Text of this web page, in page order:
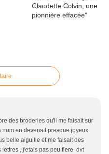
des broderies qu'il me faisait sur
nom en devenait presque joyeux
belle aiguille et me faisait des
lettres , j'etais pas peu fiere dvt